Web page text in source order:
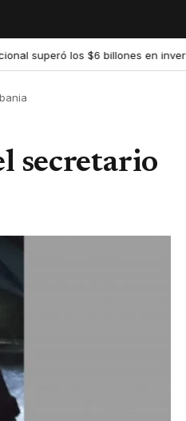
los $6 billones en inversión
secretario